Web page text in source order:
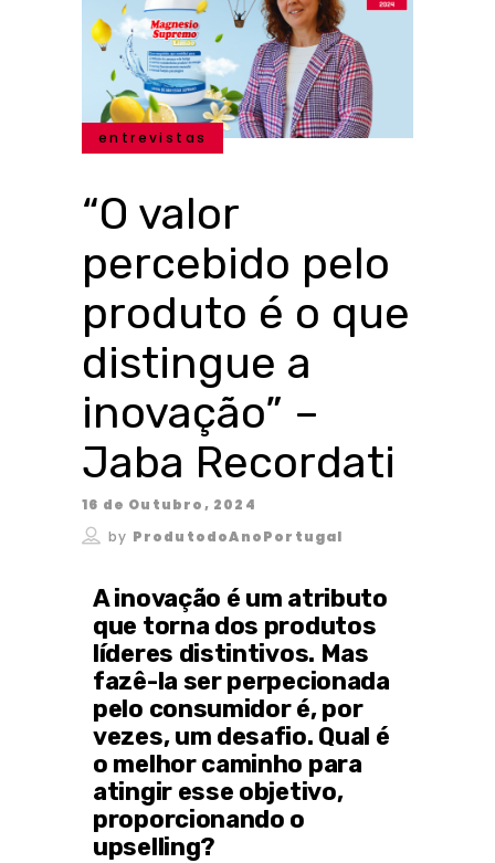
entrevistas
“O valor
percebido pelo
produto é o que
distingue a
inovação” –
Jaba Recordati
16 de Outubro, 2024
by ProdutodoAnoPortugal
A inovação é um atributo
que torna dos produtos
líderes distintivos. Mas
fazê-la ser perpecionada
pelo consumidor é, por
vezes, um desafio. Qual é
o melhor caminho para
atingir esse objetivo,
proporcionando o
upselling?